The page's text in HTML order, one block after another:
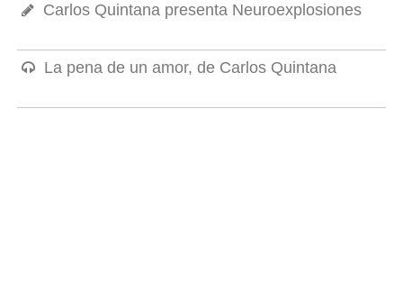
Carlos Quintana presenta Neuroexplosiones
La pena de un amor, de Carlos Quintana